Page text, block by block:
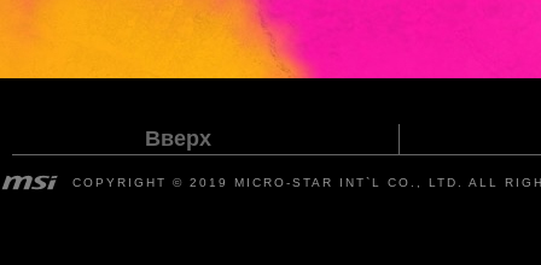
Вверх
COPYRIGHT © 2019 MICRO-STAR INT`L CO., LTD. ALL